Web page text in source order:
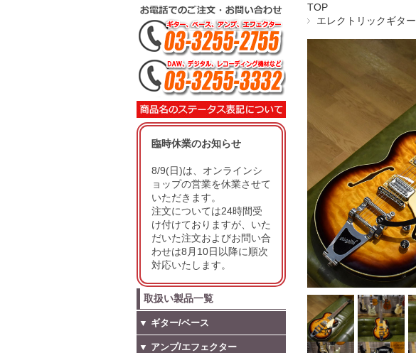
TOP
エレクトリックギター
臨時休業のお知らせ
8/9(日)は、オンラインシ
ョップの営業を休業させて
いただきます。
注文については24時間受
け付けておりますが、いた
だいた注文およびお問い合
わせは8月10日以降に順次
対応いたします。
取扱い製品一覧
▼ ギター/ベース
▼ アンプ/エフェクター